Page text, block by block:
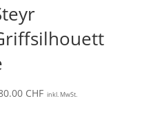
CHF inkl. MwSt.